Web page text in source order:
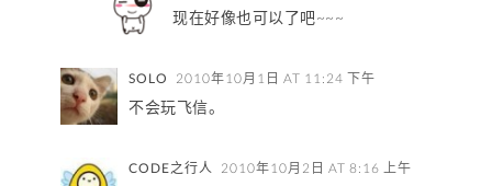
现在好像也可以了吧~~~
SOLO 2010年10月1日 AT 11:24 下午
不会玩飞信。
CODE之行人 2010年10月2日 AT 8:16 上午